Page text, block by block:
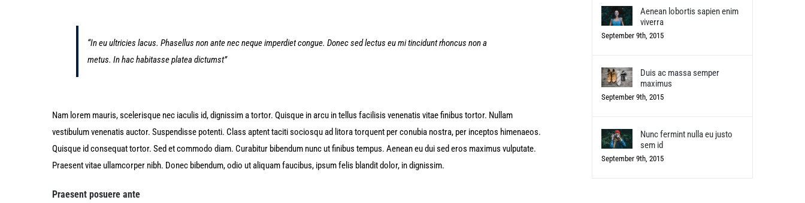
“In eu ultricies lacus. Phasellus non ante nec neque imperdiet congue. Donec sed lectus eu mi tincidunt rhoncus non a
metus. In hac habitasse platea dictumst”
Nam lorem mauris, scelerisque nec iaculis id, dignissim a tortor. Quisque in arcu in tellus facilisis venenatis vitae finibus tortor. Nullam
vestibulum venenatis auctor. Suspendisse potenti. Class aptent taciti sociosqu ad litora torquent per conubia nostra, per inceptos himenaeos.
Quisque id consequat tortor. Sed et commodo diam. Curabitur bibendum nunc ut finibus tempus. Aenean eu dui sed eros maximus vulputate.
Praesent vitae ullamcorper nibh. Donec bibendum, odio ut aliquam faucibus, ipsum felis blandit dolor, in dignissim.
Praesent posuere ante
Aenean lobortis sapien enim
viverra
September 9th, 2015
Duis ac massa semper
maximus
September 9th, 2015
Nunc fermint nulla eu justo
sem id
September 9th, 2015